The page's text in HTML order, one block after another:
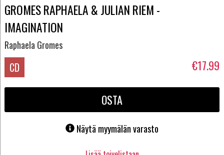
GROMES RAPHAELA & JULIAN RIEM -
IMAGINATION
Raphaela Gromes
CD €17.99
OSTA
Näytä myymälän varasto